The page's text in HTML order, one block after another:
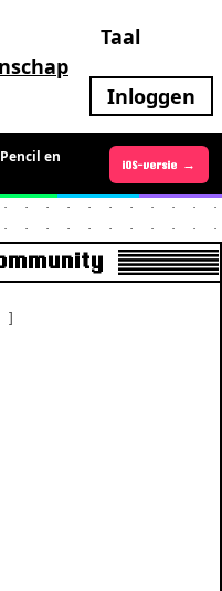
Taal
Inloggen
Android-versie →
en
iOS-versie →